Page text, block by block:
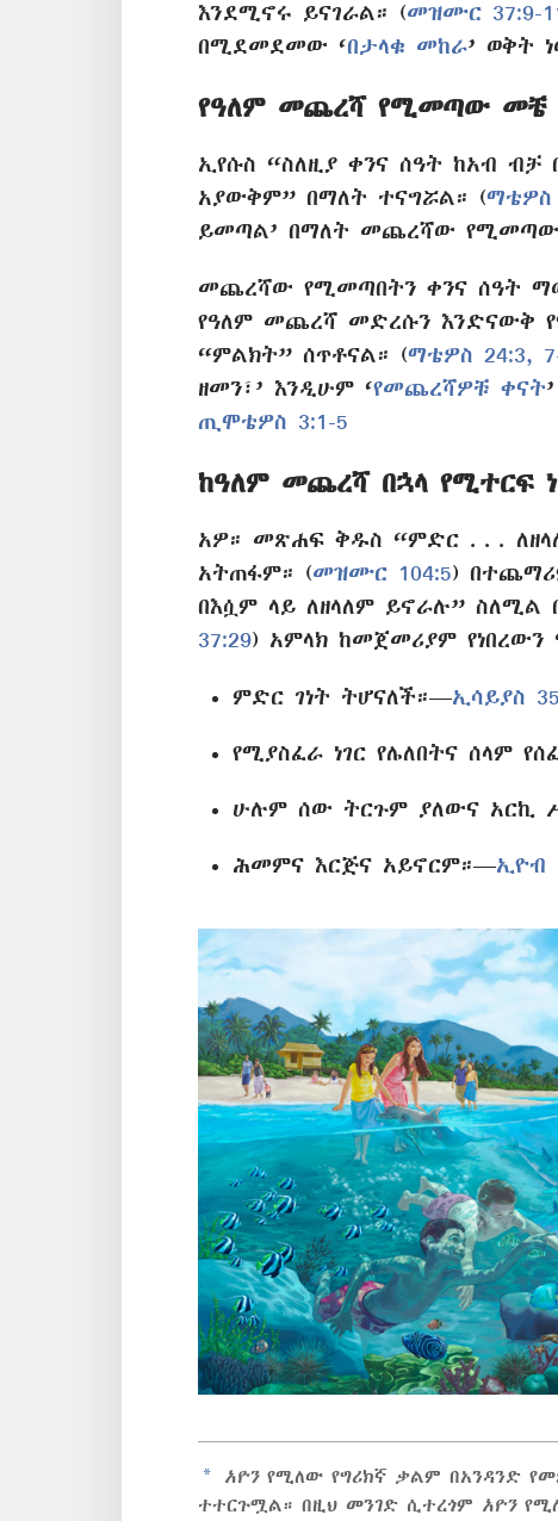
እንደሚኖሩ ይናገራል። (መዝሙር 37:9-
በሚደመደመው ‘በታላቁ መከራ’ ወቅት
የዓለም መጨረሻ የሚመጣው መቼ
ኢየሱስ “ስለዚያ ቀንና ሰዓት ከአብ
አያውቅም” በማለት ተናግሯል። (ማቴዎስ
ይመጣል’ በማለት መጨረሻው የሚመጣው
መጨረሻው የሚመጣበትን ቀንና ሰዓት
የዓለም መጨረሻ መድረሱን እንድናውቅ
“ምልክት” ሰጥቶናል። (ማቴዎስ 24:3,
ዘመን፣’ እንዲሁም ‘የመጨረሻዎቹ ቀናት
ጢሞቴዎስ 3:1-5
ከዓለም መጨረሻ በኋላ የሚተርፍ
አዎ። መጽሐፍ ቅዱስ “ምድር . . .
አትጠፋም። (መዝሙር 104:5)
በእሷም ላይ ለዘላለም ይኖራሉ”
37:29) አምላክ ከመጀመሪያም የነበረውን
ምድር ገነት ትሆናለች።—ኢሳይያስ
የሚያስፈራ ነገር የሌለበትና ሰላም
ሁሉም ሰው ትርጉም ያለውና አርኪ
ሕመምና እርጅና አይኖርም።—ኢዮብ
a አዮንየሚለው የግሪክኛ ቃልም በአንዳንድ
ተተርጉሟል። በዚህ መንገድ ሲተረጎም አዮን